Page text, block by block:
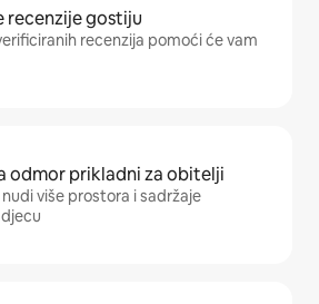
recenzije gostiju
recenzija pomoći će vam
odmor prikladni za obitelji
više prostora i sadržaje